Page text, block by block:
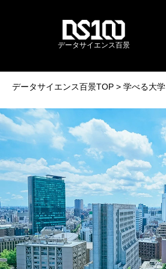
データサイエンス百景
データサイエンス百景TOP 学べる大学